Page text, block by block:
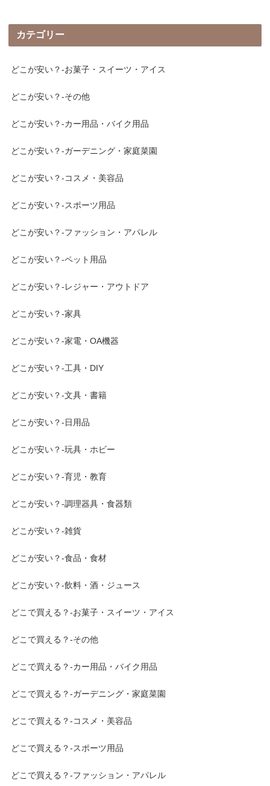
カテゴリー
どこが安い？-お菓子・スイーツ・アイス
どこが安い？-その他
どこが安い？-カー用品・バイク用品
どこが安い？-ガーデニング・家庭菜園
どこが安い？-コスメ・美容品
どこが安い？-スポーツ用品
どこが安い？-ファッション・アパレル
どこが安い？-ペット用品
どこが安い？-レジャー・アウトドア
どこが安い？-家具
どこが安い？-家電・OA機器
どこが安い？-工具・DIY
どこが安い？-文具・書籍
どこが安い？-日用品
どこが安い？-玩具・ホビー
どこが安い？-育児・教育
どこが安い？-調理器具・食器類
どこが安い？-雑貨
どこが安い？-食品・食材
どこが安い？-飲料・酒・ジュース
どこで買える？-お菓子・スイーツ・アイス
どこで買える？-その他
どこで買える？-カー用品・バイク用品
どこで買える？-ガーデニング・家庭菜園
どこで買える？-コスメ・美容品
どこで買える？-スポーツ用品
どこで買える？-ファッション・アパレル